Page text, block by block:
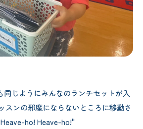
じようにみんなのランチセットが入
スンの邪魔にならないところに移動さ
ho! Heave-ho!"